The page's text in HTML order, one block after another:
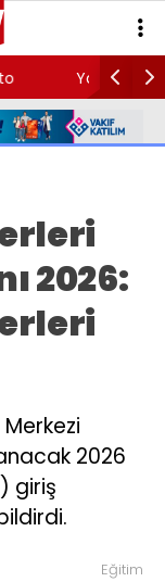
sırasında 13’üncü
kaybetti
2026:
2026
giriş
Eğitim